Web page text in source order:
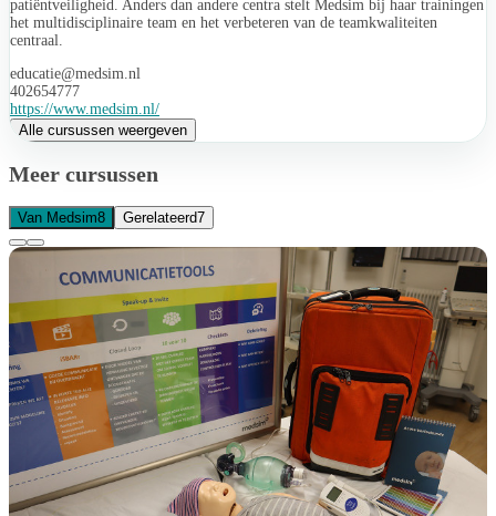
patiëntveiligheid. Anders dan andere centra stelt Medsim bij haar trainingen
het multidisciplinaire team en het verbeteren van de teamkwaliteiten
centraal.
educatie@medsim.nl
402654777
https://www.medsim.nl/
Alle cursussen weergeven
Meer cursussen
Van Medsim8 Gerelateerd7